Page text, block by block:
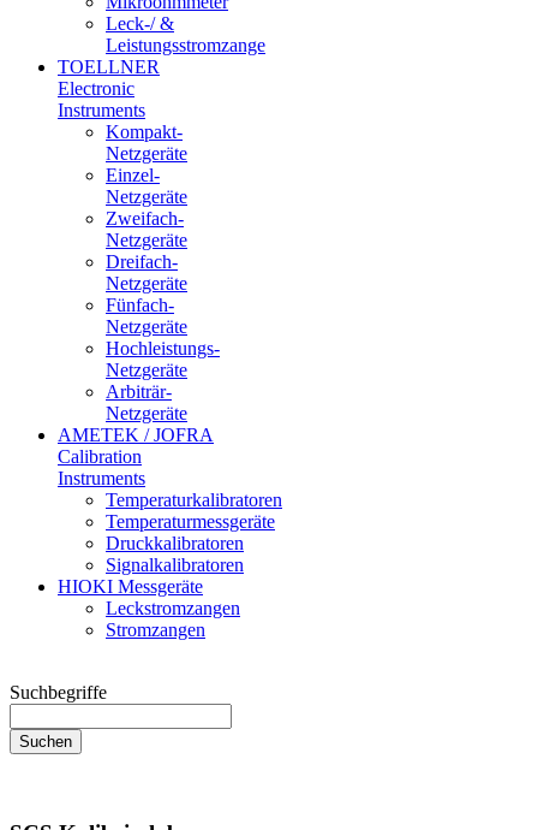
Leck-/ &
Leistungsstromzange
TOELLNER
Electronic
Instruments
Kompakt-
Netzgeräte
Einzel-
Netzgeräte
Zweifach-
Netzgeräte
Dreifach-
Netzgeräte
Fünfach-
Netzgeräte
Hochleistungs-
Netzgeräte
Arbiträr-
Netzgeräte
AMETEK / JOFRA
Calibration
Instruments
Temperaturkalibratoren
Temperaturmessgeräte
Druckkalibratoren
Signalkalibratoren
HIOKI Messgeräte
Leckstromzangen
Stromzangen
Suchbegriffe